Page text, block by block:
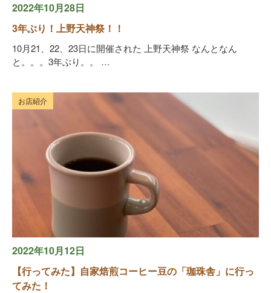
2022年10月28日
3年ぶり！上野天神祭！！
10月21、22、23日に開催された 上野天神祭 なんとなん
と。。。3年ぶり。。 …
お店紹介
2022年10月12日
【行ってみた】自家焙煎コーヒー豆の「珈珠舎」に行っ
てみた！